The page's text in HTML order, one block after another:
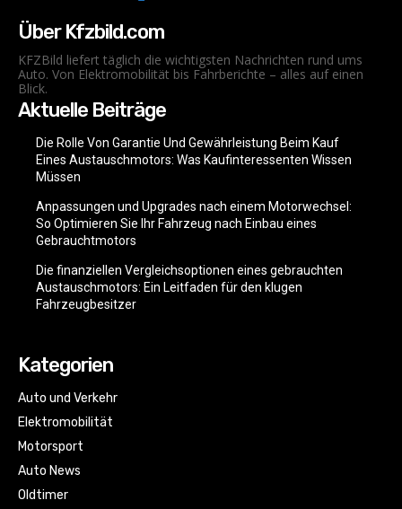
Über Kfzbild.com
KFZBild liefert täglich die wichtigsten Nachrichten rund ums
Auto. Von Elektromobilität bis Fahrberichte – alles auf einen
Blick.
Aktuelle Beiträge
Die Rolle Von Garantie Und Gewährleistung Beim Kauf
Eines Austauschmotors: Was Kaufinteressenten Wissen
Müssen
Anpassungen und Upgrades nach einem Motorwechsel:
So Optimieren Sie Ihr Fahrzeug nach Einbau eines
Gebrauchtmotors
Die finanziellen Vergleichsoptionen eines gebrauchten
Austauschmotors: Ein Leitfaden für den klugen
Fahrzeugbesitzer
Kategorien
Auto und Verkehr
Elektromobilität
Motorsport
Auto News
Oldtimer